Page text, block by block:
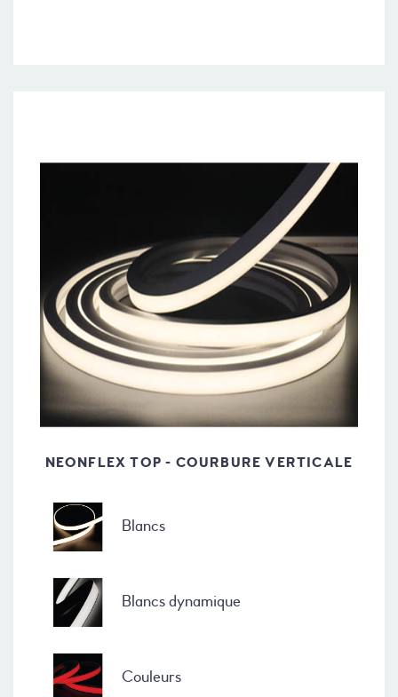
NEONFLEX TOP - COURBURE VERTICALE
Blancs
Blancs dynamique
Couleurs